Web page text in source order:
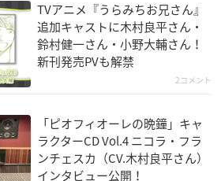
TVアニメ『うらみちお兄さん』
追加キャストに木村良平さん・
鈴村健一さん・小野大輔さん！
新刊発売PVも解禁
2コメント
「ピオフィオーレの晩鐘」キャ
ラクターCD Vol.4 ニコラ・フラ
ンチェスカ（CV.木村良平さん）
インタビュー公開！